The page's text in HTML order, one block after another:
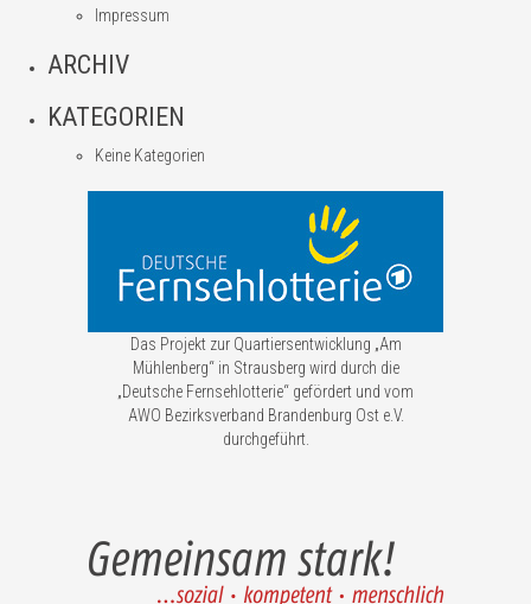
Impressum
ARCHIV
KATEGORIEN
Keine Kategorien
Das Projekt zur Quartiersentwicklung „Am
Mühlenberg“ in Strausberg wird durch die
„Deutsche Fernsehlotterie“ gefördert und vom
AWO Bezirksverband Brandenburg Ost e.V.
durchgeführt.